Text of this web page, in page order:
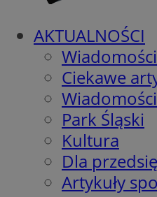
AKTUALNOŚCI
Ciekawe
Park Śląski
Kultura
Dla
Artykuły